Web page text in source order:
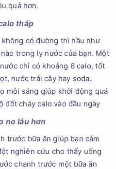
quả hơn.
thấp
có đường thì hầu như
trong ly nước của bạn. Một
chỉ có khoảng 6 calo, tốt
nước trái cây hay soda.
mỗi sáng giúp khởi động quá
đốt cháy calo vào đầu ngày
no lâu hơn
trước bữa ăn giúp bạn cảm
nghiên cứu cho thấy uống
chanh trước một bữa ăn